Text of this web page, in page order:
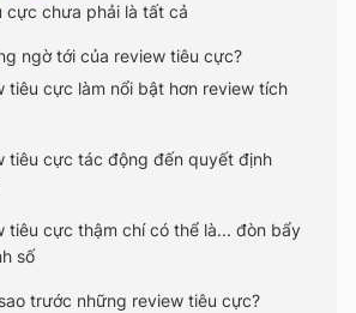
cực chưa phải là tất cả
ngờ tới của review tiêu cực?
tiêu cực làm nổi bật hơn review tích
tiêu cực tác động đến quyết định
tiêu cực thậm chí có thể là... đòn bẩy
số
trước những review tiêu cực?